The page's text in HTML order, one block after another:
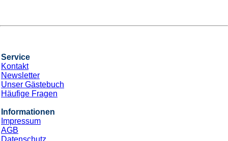
Service
Kontakt
Newsletter
Unser Gästebuch
Häufige Fragen
Informationen
Impressum
AGB
Datenschutz